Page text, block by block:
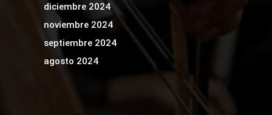
diciembre 2024
noviembre 2024
septiembre 2024
agosto 2024